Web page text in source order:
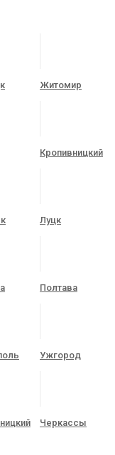
Житомир
Кропивницкий
Луцк
Полтава
Ужгород
Черкассы